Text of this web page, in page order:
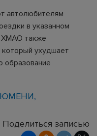
автолюбителям
в указанном
ХМАО также
ухудшает
образование
Поделиться записью